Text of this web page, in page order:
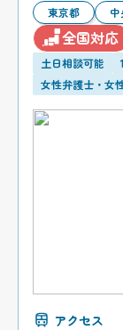
東京都
全国対応
土日相談可能
女性弁護士・女
アクセス